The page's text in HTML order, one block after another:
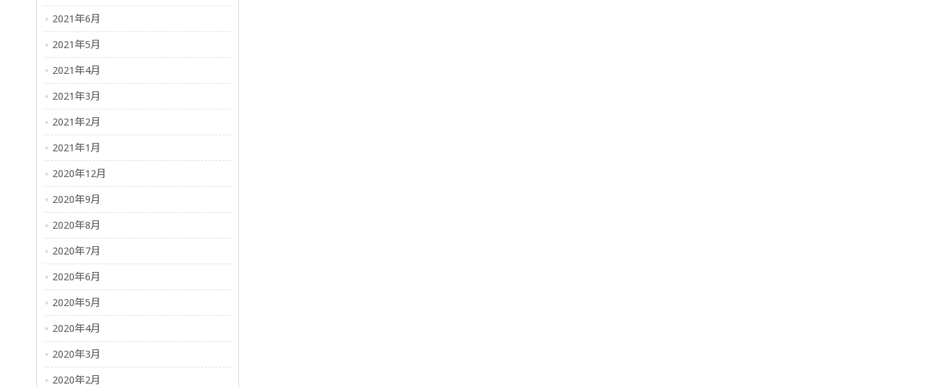
2021年6月
2021年5月
2021年4月
2021年3月
2021年2月
2021年1月
2020年12月
2020年9月
2020年8月
2020年7月
2020年6月
2020年5月
2020年4月
2020年3月
2020年2月